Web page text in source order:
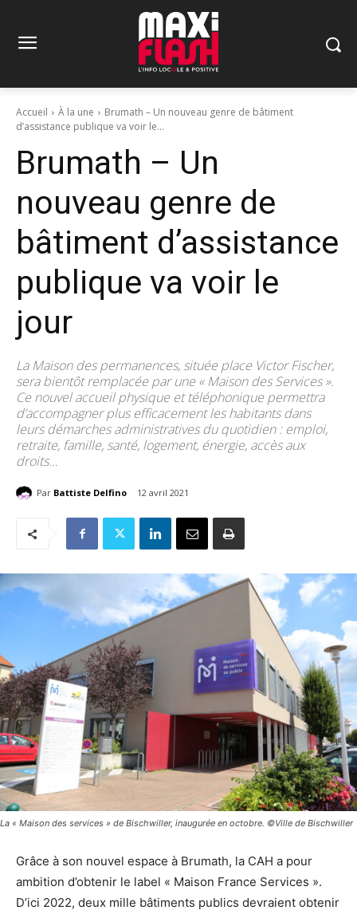
Accueil À la une
Brumath – Un nouveau genre de bâtiment
d’assistance publique va voir le...
Brumath – Un
nouveau genre de
bâtiment d’assistance
publique va voir le
jour
La Maison des permanences, située place Victor Fischer,
sera bientôt remplacée par une « Maison des Services ».
Ce nouvel accueil physique et téléphonique permettra
d’accompagner plus efficacement les habitants dans
leurs démarches administratives du quotidien : emploi,
retraite, famille, santé, logement, énergie, accès aux
droits…
Par Battiste Delfino 12 avril 2021
La « Maison des services » de Bischwiller, inaugurée en octobre. ©Ville de Bischwiller
Grâce à son nouvel espace à Brumath, la CAH a pour
ambition d’obtenir le label « Maison France Services ».
D’ici 2022, deux mille bâtiments publics devraient obtenir